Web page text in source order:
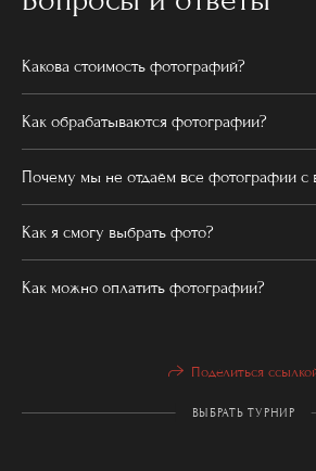
Какова стоимость фотографий?
Как обрабатываются фотографии?
Почему мы не отдаём все фотографии с
Как я смогу выбрать фото?
Как можно оплатить фотографии?
Поделиться
ВЫБРАТЬ ТУРНИР